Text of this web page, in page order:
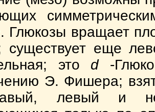
Глюкозы вращает
существует еще
это d-
Э. Фишера;
левый и